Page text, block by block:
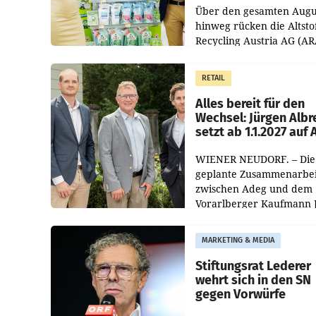
Über den gesamten
hinweg rücken die
Recycling Austria AG
Müller die Initiative
Helden“ in allen
österreichischen Müller-
RETAIL
Alles bereit für den
Wechsel: Jürgen
setzt ab 1.1.2027 auf
WIENER NEUDORF. – Die
geplante
zwischen Adeg und dem
Vorarlberger Kaufmann
freigegeben: Die
und der
MARKETING & MEDIA
Stiftungsrat Lederer
wehrt sich in den SN
gegen Vorwürfe